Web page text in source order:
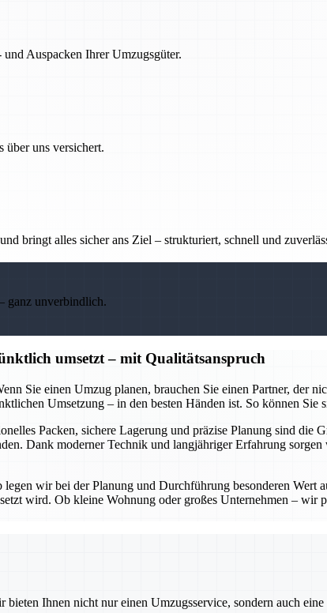
Auspacken Ihrer Umzugsgüter.
über uns versichert.
bringt alles sicher ans Ziel – strukturiert, schnell und
ganz unverbindlich.
umsetzt – mit Qualitätsanspruch
Sie einen Umzug planen, brauchen Sie einen Partner, der
Umsetzung – in den besten Händen ist. So können Sie
Packen, sichere Lagerung und präzise Planung sind die
Dank moderner Technik und langjähriger Erfahrung
wir bei der Planung und Durchführung besonderen Wert
wird. Ob kleine Wohnung oder großes Unternehmen – wir
Ihnen nicht nur einen Umzugsservice, sondern auch